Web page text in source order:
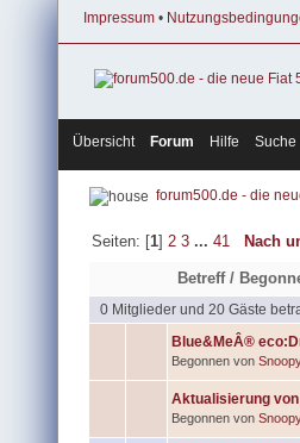
Impressum •
Übersicht Forum Hilfe Suche
forum500.de - die
Seiten: [1]2 3 ...41 Nach
Betreff/
0 Mitglieder und 20 Gäste
Blue&MeÂ®
Begonnen von
Aktualisierung
Begonnen von